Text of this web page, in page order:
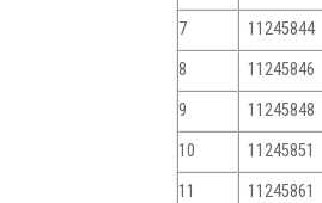
7
11245844
8
11245846
9
11245848
10
11245851
11
11245861